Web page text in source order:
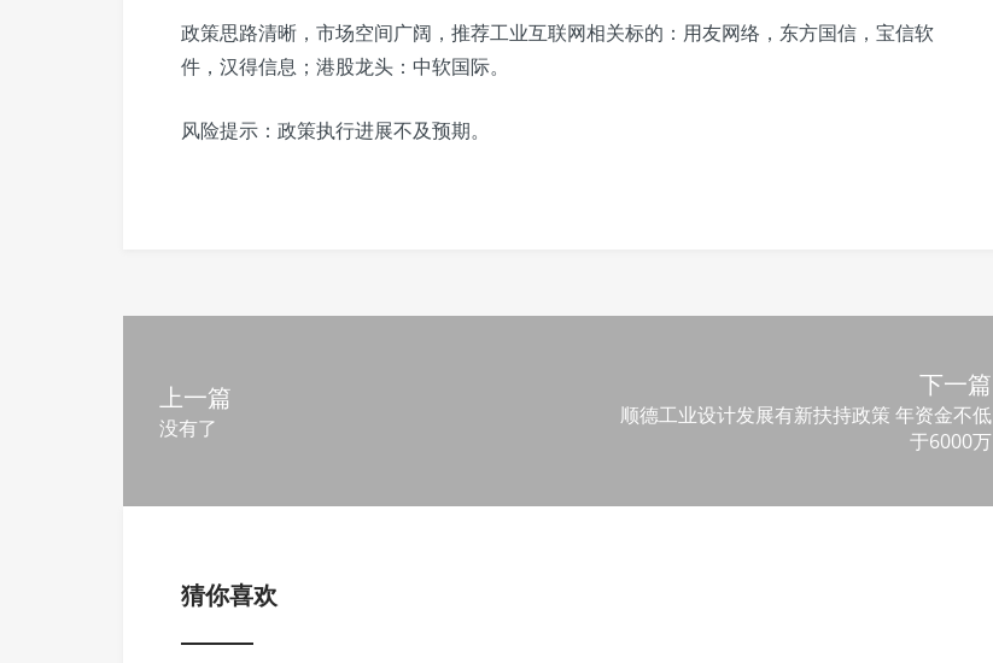
政策思路清晰，市场空间广阔，推荐工业互联网相关标的：用友网络，东方国信，宝信软
件，汉得信息；港股龙头：中软国际。
风险提示：政策执行进展不及预期。
上一篇
没有了
下一篇
顺德工业设计发展有新扶持政策 年资金不低
于6000万
猜你喜欢